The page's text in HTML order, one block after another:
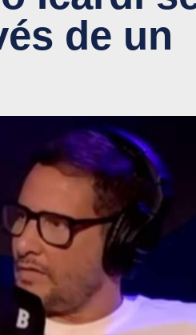
de un